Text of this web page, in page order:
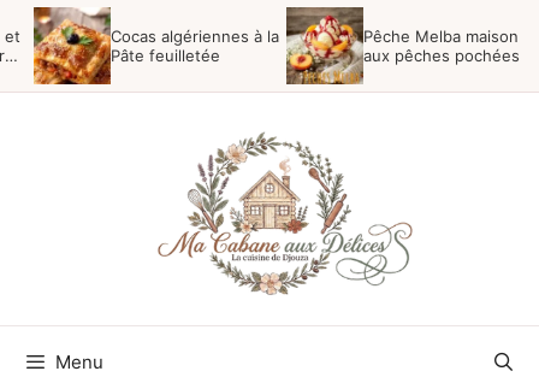
Aller
au
contenu
et
Cocas algériennes à la
Pâte feuilletée
Pêche Melba maison
aux pêches pochées
Menu